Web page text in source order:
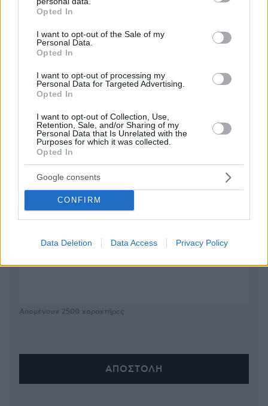
grant or deny consent to Google and its third-party tags to
use your data for below specified purposes in below Google
consent section.
Opted In
I want to opt-out of the Sale of my
Personal Data.
Opted In
I want to opt-out of processing my
Personal Data for Targeted Advertising.
Opted In
I want to opt-out of Collection, Use,
Retention, Sale, and/or Sharing of my
Personal Data that Is Unrelated with the
Purposes for which it was collected.
Opted In
Google consents
CONFIRM
Data Deletion Data Access Privacy Policy
ΠΡΟΣΘΗΚΗ ΣΧΟΛΙΟΥ
EMAIL
ΣΧΌΛΙΟ *
Απομένουν 2500 χαρακτήρες